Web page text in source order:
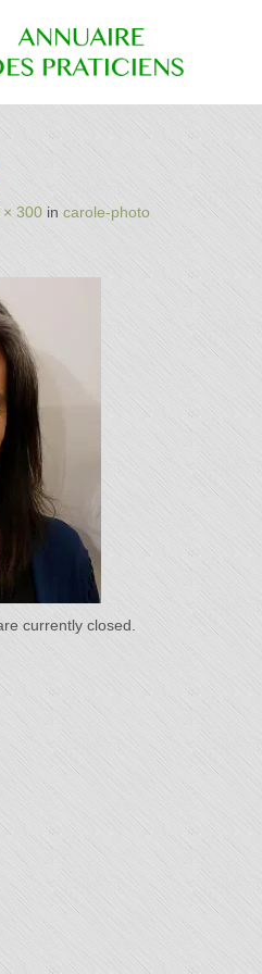
des
× 300 in carole-photo
currently closed.